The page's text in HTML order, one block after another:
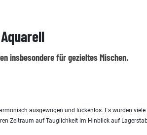
insbesondere für gezieltes Mischen.
ausgewogen und lückenlos. Es wurden
Zeitraum auf Tauglichkeit im Hinblick auf